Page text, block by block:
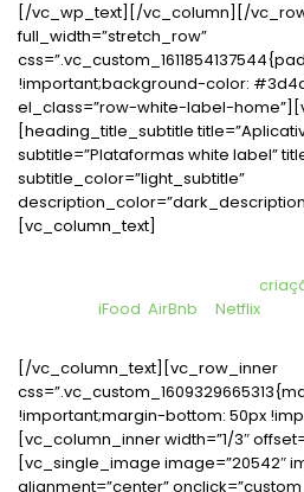
[/vc_wp_text][/vc_column][/
full_width=”stretch_row”
!important;background-color:
el_class=”row-white-label-
[heading_title_subtitle
subtitle=”Plataformas white label”
subtitle_color=”light_subtitle”
[vc_column_text]
iFood AirBnb Netflix.
[/vc_column_text][vc_row_inner
!important;margin-bottom: 50px
[vc_column_inner width=”1/3″
[vc_single_image image=”20542″
alignment=”center”